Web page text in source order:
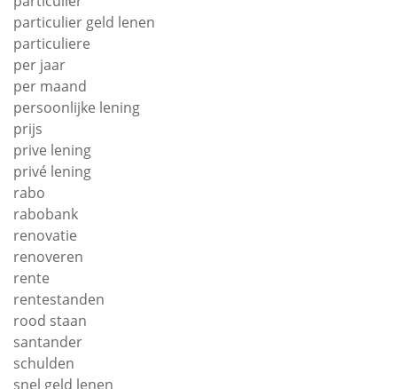
particulier geld lenen
particuliere
per jaar
per maand
persoonlijke lening
prijs
prive lening
privé lening
rabo
rabobank
renovatie
renoveren
rente
rentestanden
rood staan
santander
schulden
snel geld lenen